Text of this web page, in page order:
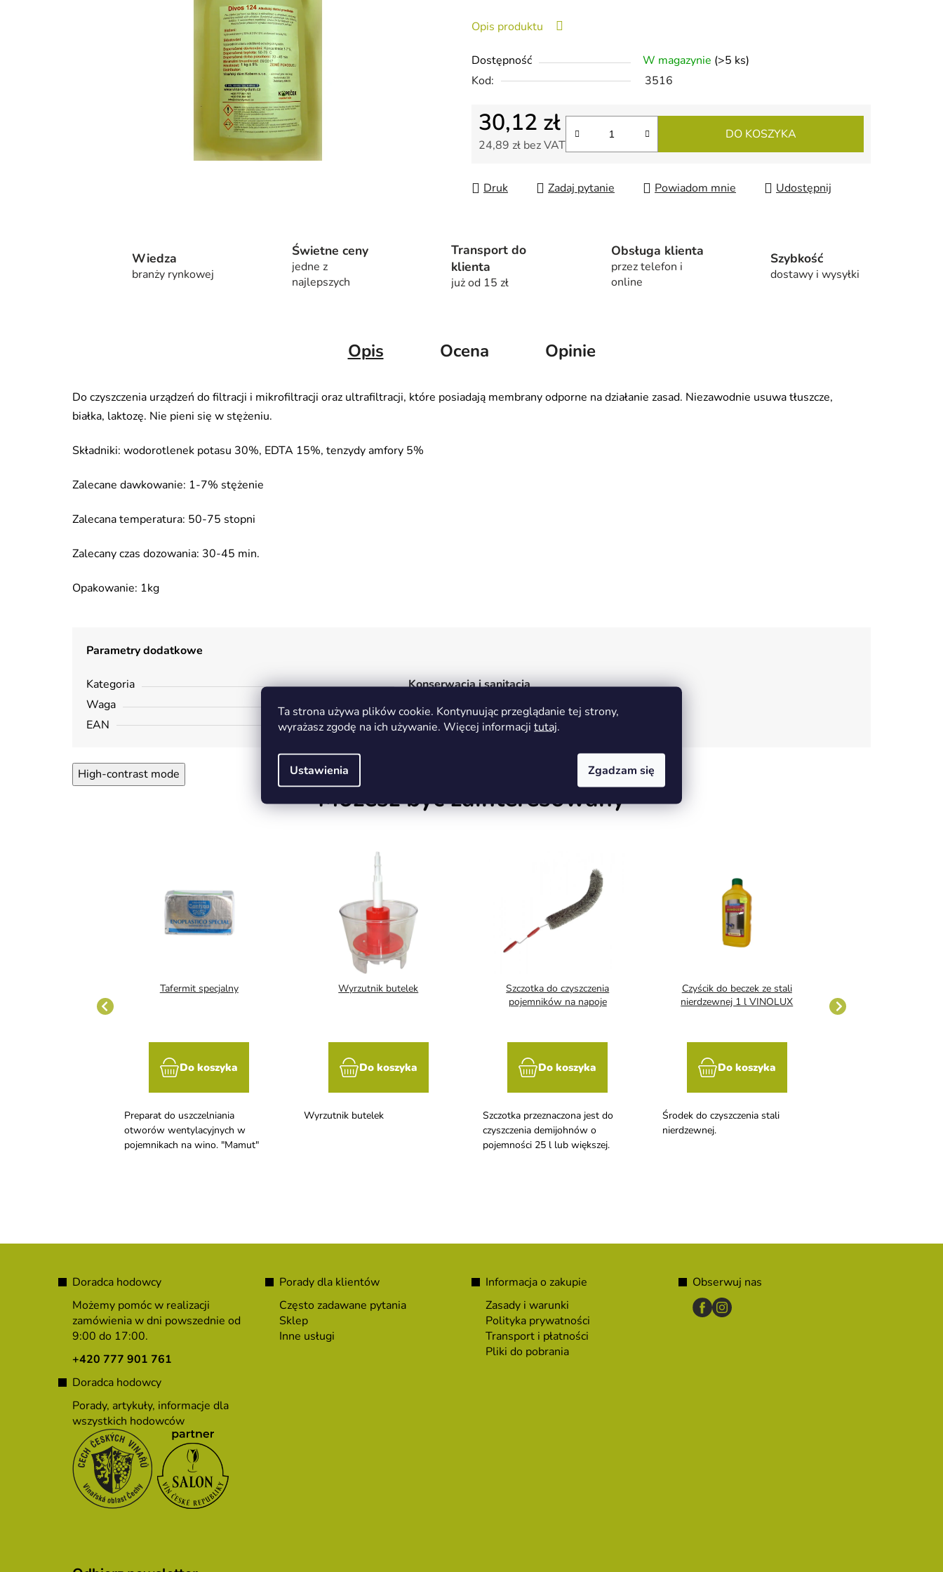
Ta strona używa plików cookie. Kontynuując przeglądanie tej strony,
wyrażasz zgodę na ich używanie. Więcej informacji tutaj.
Ustawienia Zgadzam się
5
gwiazdek.
Opis produktu
Dostępność W magazynie (>5 ks)
Kod:
3516
30,12 zł
24,89 zł bez VAT
DO KOSZYKA
Druk Zadaj pytanie Powiadom mnie Udostępnij
Wiedza
branży rynkowej
Świetne ceny
jedne z
najlepszych
Transport do
klienta
już od 15 zł
Obsługa klienta
przez telefon i
online
Szybkość
dostawy i wysyłki
Opis Ocena Opinie
Do czyszczenia urządzeń do filtracji i mikrofiltracji oraz ultrafiltracji, które posiadają membrany odporne na działanie zasad. Niezawodnie usuwa tłuszcze,
białka, laktozę. Nie pieni się w stężeniu.
Składniki: wodorotlenek potasu 30%, EDTA 15%, tenzydy amfory 5%
Zalecane dawkowanie: 1-7% stężenie
Zalecana temperatura: 50-75 stopni
Zalecany czas dozowania: 30-45 min.
Opakowanie: 1kg
Parametry dodatkowe
Kategoria
Konserwacja i sanitacja
Waga
500 kg
EAN
UDS00019
High-contrast mode
Możesz być zainteresowany
Tafermit specjalny
Do koszyka
Preparat do uszczelniania
otworów wentylacyjnych w
pojemnikach na wino. "Mamut"
Wyrzutnik butelek
Do koszyka
Wyrzutnik butelek
Szczotka do czyszczenia
pojemników na napoje
Do koszyka
Szczotka przeznaczona jest do
czyszczenia demijohnów o
pojemności 25 l lub większej.
Czyścik do beczek ze stali
nierdzewnej 1 l VINOLUX
Do koszyka
Środek do czyszczenia stali
nierdzewnej.
Doradca hodowcy
Możemy pomóc w realizacji
zamówienia w dni powszednie od
9:00 do 17:00.
+420 777 901 761
Doradca hodowcy
Porady, artykuły, informacje dla
wszystkich hodowców
Porady dla klientów
Często zadawane pytania
Sklep
Inne usługi
Informacja o zakupie
Zasady i warunki
Polityka prywatności
Transport i płatności
Pliki do pobrania
Obserwuj nas